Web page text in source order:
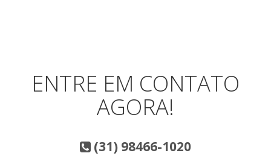
ENTRE EM CONTATO
AGORA!
(31) 98466-1020